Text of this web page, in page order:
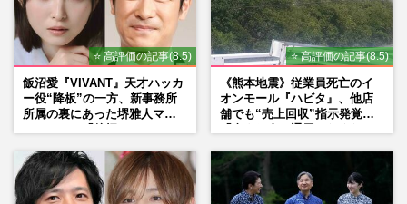
⭐ 高評価の記事(8.5)
飯沼愛『VIVANT』天才ハッカ
ー役“降板”の一方、新事務所
所属の裏にあった堺雅人マネ
⭐ 高評価の記事(8.5)
《熊本地震》従業員死亡のイ
オンモール『ハビタ』、他店
舗でも“売上回収”指示発覚で